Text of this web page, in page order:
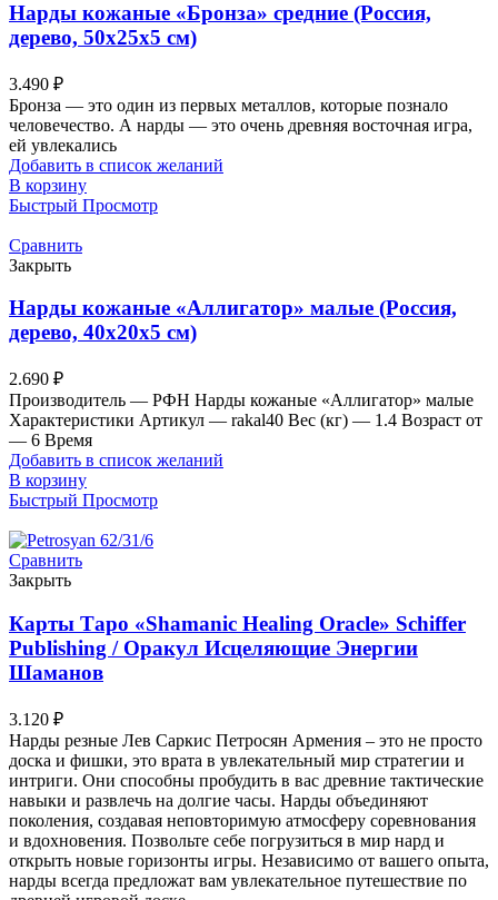
Нарды кожаные «Бронза» средние (Россия,
дерево, 50х25х5 см)
3.490 ₽
Бронза — это один из первых металлов, которые познало
человечество. А нарды — это очень древняя восточная игра,
ей увлекались
Добавить в список желаний
В корзину
Быстрый Просмотр
Сравнить
Закрыть
Нарды кожаные «Аллигатор» малые (Россия,
дерево, 40х20х5 см)
2.690 ₽
Производитель — РФН Нарды кожаные «Аллигатор» малые
Характеристики Артикул — rakal40 Вес (кг) — 1.4 Возраст от
— 6 Время
Добавить в список желаний
В корзину
Быстрый Просмотр
Сравнить
Закрыть
Карты Таро «Shamanic Healing Oracle» Schiffer
Publishing / Оракул Исцеляющие Энергии
Шаманов
3.120 ₽
Нарды резные Лев Саркис Петросян Армения – это не просто
доска и фишки, это врата в увлекательный мир стратегии и
интриги. Они способны пробудить в вас древние тактические
навыки и развлечь на долгие часы. Нарды объединяют
поколения, создавая неповторимую атмосферу соревнования
и вдохновения. Позвольте себе погрузиться в мир нард и
открыть новые горизонты игры. Независимо от вашего опыта,
нарды всегда предложат вам увлекательное путешествие по